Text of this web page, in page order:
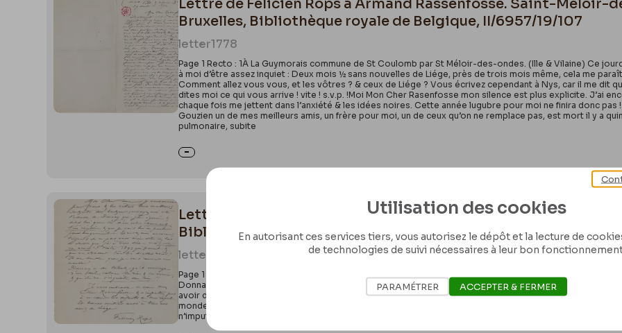
Lettre de Félicien Rops à Armand Rassenfosse. Saint-Méloir-
Bruxelles, Bibliothèque royale de Belgique, II/6957/19/107
letter1778
Page 1 Recto : 1À La Guymorais commune de St Coulomb par St Méloir-des-ondes. (Ille & Vilaine) Ce
à moi d’être assez inquiet : Deux mois ½ sans nouvelles de Liége, près de trois mois même, cela me
Comment allez vous vous, et les vôtres ? & ceux de Liége ? Vous écrivez cependant à Nys, car il me dit
dites moi ce qui vous arrive ! vite ! s.v.p. !Moi Mon Cher Rasenfosse mon silence est plus explicite. J’ai
chaque fois me jettent dans l’anxiété & les idées noires. Cette année lugubre pour moi ne finira donc
Gouzien un de mes meilleurs amis, un frère pour moi, un de ceux qu’on ne remplace pas, est mort il y a
pulmonaire, subite
Lettre de Félicien Rops à [Armand] Rassenfosse. Corbeil-
Bibliothèque royale de Belgique, II/6957/19/111
letter
Page 1 Recto : 11er janvier 93. Demi-LuneMon Cher ami je vous envoie pour vous & les vôtres mes
Donnay que j’ai égarée, & dites lui que son décor est charmant, très réussi, & que je vais lui en parler
avoir dit un tas de choses que j’ai à vous dire, mais cela va venir ! Voilà 1893 qui paraît & qui va chasser
monde !Donnay a du talent ; qu’il envisage d’un œil calme la vie & son avenir, & qu’il ne s’inquiète de
n’imputez pas à ce cœur les défauts de mon esprit. Et bonnes amitiés aussi à tous mes amis de
Utilisation des cookies
En autorisant ces services tiers, vous autorisez le dépôt et la lecture de
de technologies de suivi nécessaires à leur bon
PARAMÉTRER ACCEPTER & FERMER